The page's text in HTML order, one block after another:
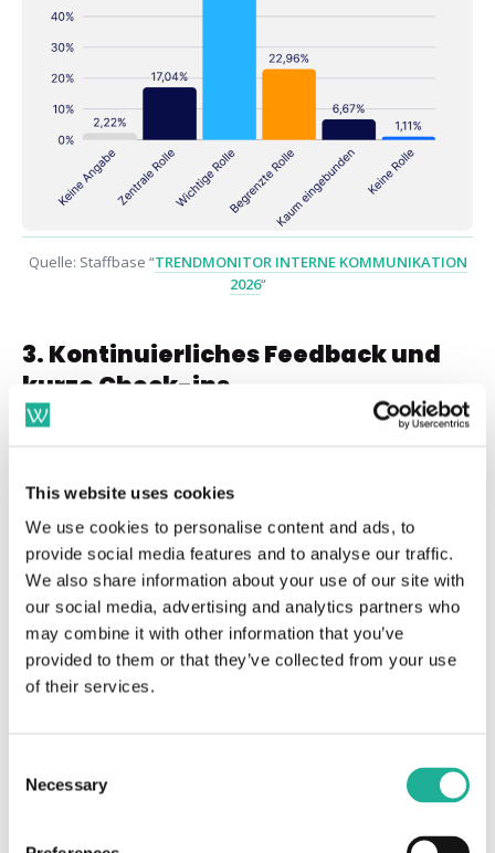
This website uses cookies
We use cookies to personalise content and ads, to
provide social media features and to analyse our traffic.
We also share information about your use of our site with
our social media, advertising and analytics partners who
may combine it with other information that you’ve
provided to them or that they’ve collected from your use
of their services.
Selection
Necessary
Quelle: Staffbase “TRENDMONITOR INTERNE KOMMUNIKATION
2026“
3. Kontinuierliches Feedback und
kurze Check-ins
Regelmäßige Rückmeldungen sind essenziell für
Bewährte Formate sind:
wöchentliche Kurz-Check-ins
Halbzeit-Reflexionen in Meetings
regelmäßige Feedbackroutinen
Teams, die Feedback normalisieren, kommunizieren
4. Kommunikationskanäle bewusst